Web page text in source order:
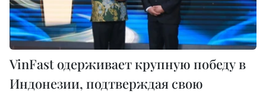
VinFast одерживает крупную победу в
Индонезии, подтверждая свою